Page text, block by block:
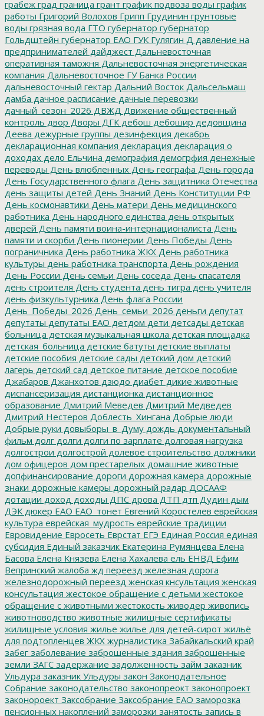
грабеж град граница грант график подвоза воды график
работы Григорий Волохов Грипп Грудинин грунтовые
воды грязная вода ГТО губернатор губернатор
Гольдштейн губернатор ЕАО ГУК Гулягин Д давление на
предпринимателей дайджест Дальневосточная
оперативная таможня Дальневосточная энергетическая
компания Дальневосточное ГУ Банка России
дальневосточный гектар Дальний Восток Дальсельмаш
дамба дачное расписание дачные перевозки
дачный_сезон_2026 ДВЖД Движение общественный
контроль двор Дворы ДГК дебош дебошир дедовщина
Деева дежурные группы дезинфекция декабрь
декларационная компания декларация декларация о
доходах дело Ельчина демография демогрфия денежные
переводы День влюбленных День географа День города
День Государственного флага День защитника Отечества
день защиты детей День Знаний День Конституции РФ
День космонавтики День матери День медицинского
работника День народного единства день открытых
дверей День памяти воина-интернационалиста День
памяти и скорби День пионерии День Победы День
пограничника День работника ЖКХ День работника
культуры день работника транспорта День рождения
День России День семьи День соседа День спасателя
день строителя День студента день тигра день учителя
день физкультурника День флага России
День_Победы_2026 День_семьи_2026 деньги депутат
депутаты депутаты ЕАО детдом дети детсады детская
больница детская музыкальная школа детская площадка
детская_больница детские батуты детские выплаты
детские пособия детские сады детский дом детский
лагерь детский сад детское питание детское пособие
Джабаров Джанхотов дзюдо диабет дикие животные
диспансеризация дистанционка дистанционное
образование Дмитрий Меведев Дмитрий Медведев
Дмитрий Нестеров Доблесть_Хингана Добрые люди
Добрые руки довыборы_в_Думу дождь документальный
фильм долг долги долги по зарплате долговая нагрузка
долгострои долгострой долевое строительство должники
дом офицеров дом престарелых домашние животные
допфинансирование дороги дорожная камера дорожные
знаки дорожные камеры дорожный радар ДОСААФ
дотации доход доходы ДПС дрова ДТП дтп Дудин дым
ДЭК дюкер ЕАО ЕАО_тонет Евгений Коростелев еврейская
культура еврейская_мудрость еврейские традиции
Евровидение Евросеть Еврстат ЕГЭ Единая Россия единая
субсидия Единый заказчик Екатерина Румянцева Елена
Басова Елена Князева Елена Хахалева ель ЕНВД Ефим
Вепринский жалоба жд переезд железная дорога
железнодорожный переезд женская кнсультация женская
консультация жестокое обращение с детьми жестокое
обращение с животными жестокость живодер живопись
животноводство животные жилищные сертификаты
жилищные условия жилье жилье для детей-сирот жильё
для подтопленцев ЖКХ журналистика Забайкальский край
забег заболевание заброшенные здания заброшенные
земли ЗАГС задержание задолженность займ заказник
Ульдура заказник Ульдуры закон Законодательное
Собрание законодательство законопреокт законопроект
законороект Заксобрание Заксобрание ЕАО заморозка
пенсионных накоплений заморозки занятость запись в